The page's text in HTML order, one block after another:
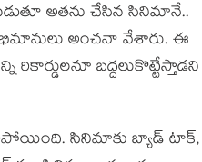
అతను చేసిన సినిమానే..
అంచనా వేశారు. ఈ
బద్దలుకొట్టేస్తాడని
సినిమాకు బ్యాడ్ టాక్,